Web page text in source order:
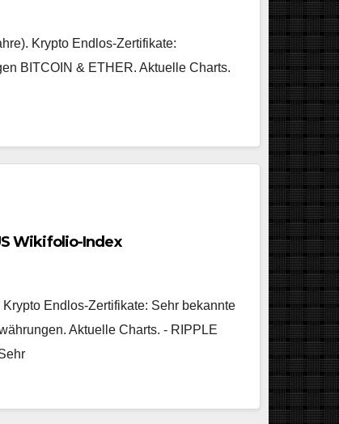
Krypto Endlos-Zertifikate:
BITCOIN & ETHER. Aktuelle Charts.
Wikifolio-Index
Endlos-Zertifikate: Sehr bekannte
Aktuelle Charts. - RIPPLE